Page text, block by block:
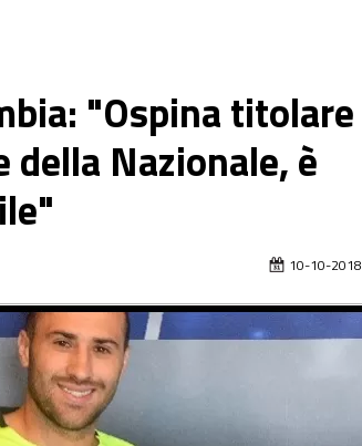
"Ospina titolare
della Nazionale, è
10-10-2018